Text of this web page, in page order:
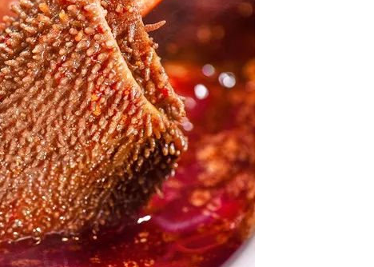
郑州名酒回收电话